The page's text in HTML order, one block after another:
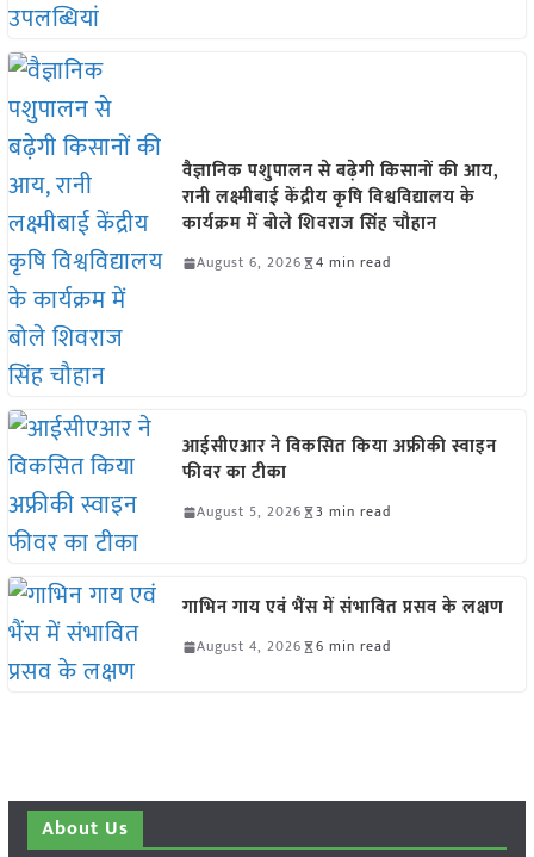
वैज्ञानिक पशुपालन से बढ़ेगी किसानों की आय,
रानी लक्ष्मीबाई केंद्रीय कृषि विश्वविद्यालय के
कार्यक्रम में बोले शिवराज सिंह चौहान
August 6, 2026 4 min read
आईसीएआर ने विकसित किया अफ्रीकी स्वाइन
फीवर का टीका
August 5, 2026 3 min read
गाभिन गाय एवं भैंस में संभावित प्रसव के लक्षण
August 4, 2026 6 min read
About Us